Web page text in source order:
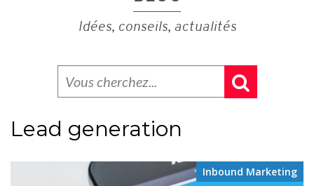
Idées, conseils, actualités
Lead generation
Inbound Marketing